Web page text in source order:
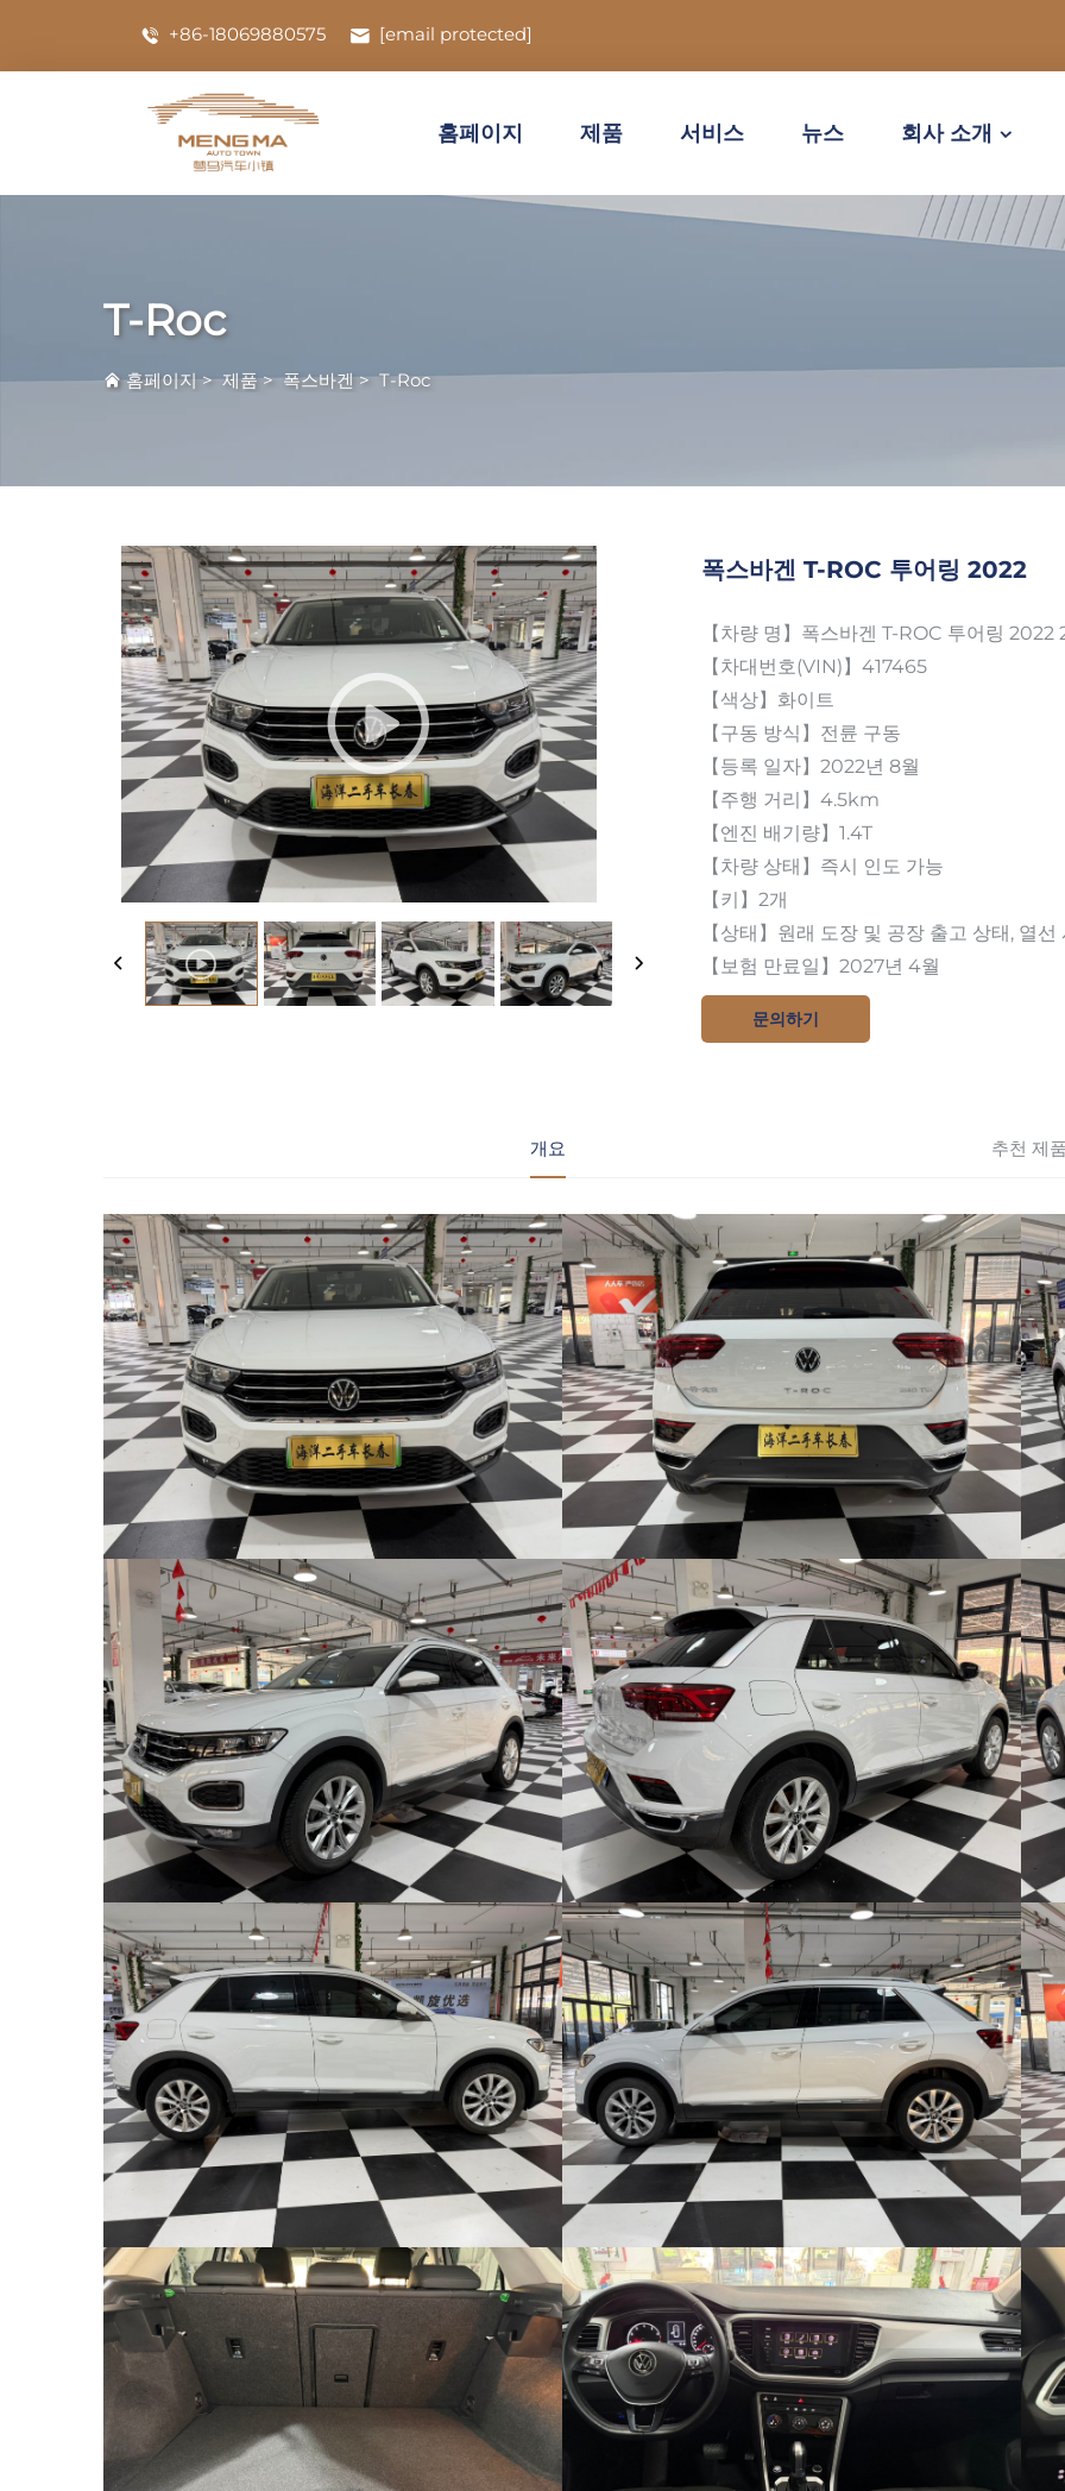
+86-18069880575 [email protected]
홈페이지 제품 서비스 뉴스 회사 소개
T-Roc
홈페이지>제품>폭스바겐>T-Roc
폭스바겐 T-ROC 투어링 2022
【차량 명】폭스바겐 T-ROC 투어링
【차대번호(VIN)】417465
【색상】화이트
【구동 방식】전륜 구동
【등록 일자】2022년 8월
【주행 거리】4.5km
【엔진 배기량】1.4T
【차량 상태】즉시 인도 가능
【키】2개
【상태】원래 도장 및 공장 출고 상태, 열선
【보험 만료일】2027년 4월
문의하기
개요 추천 제